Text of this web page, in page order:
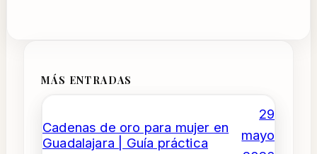
MÁS ENTRADAS
Cadenas de oro para mujer en
Guadalajara | Guía práctica
29
mayo